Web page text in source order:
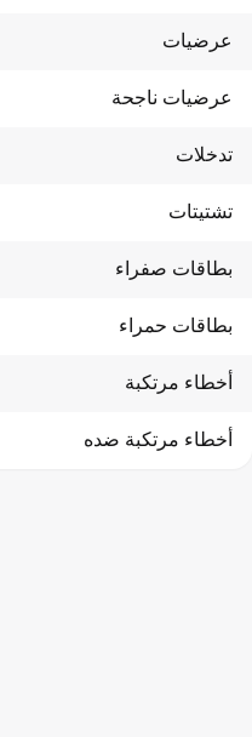
عرضيات
عرضيات ناجحة
تدخلات
تشتيتات
بطاقات صفراء
بطاقات حمراء
أخطاء مرتكبة
أخطاء مرتكبة ضده